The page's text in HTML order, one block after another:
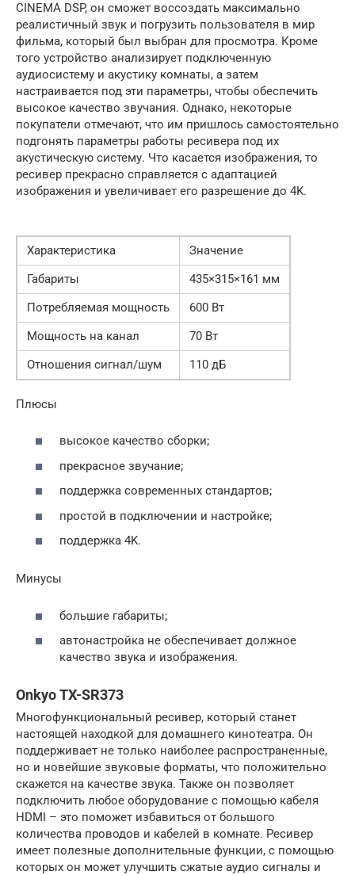
CINEMA DSP, он сможет воссоздать максимально
реалистичный звук и погрузить пользователя в мир
фильма, который был выбран для просмотра. Кроме
того устройство анализирует подключенную
аудиосистему и акустику комнаты, а затем
настраивается под эти параметры, чтобы обеспечить
высокое качество звучания. Однако, некоторые
покупатели отмечают, что им пришлось самостоятельно
подгонять параметры работы ресивера под их
акустическую систему. Что касается изображения, то
ресивер прекрасно справляется с адаптацией
изображения и увеличивает его разрешение до 4K.
Характеристика
Значение
Габариты
435×315×161 мм
Потребляемая мощность
600 Вт
Мощность на канал
70 Вт
Отношения сигнал/шум
110 дБ
Плюсы
высокое качество сборки;
прекрасное звучание;
поддержка современных стандартов;
простой в подключении и настройке;
поддержка 4K.
Минусы
большие габариты;
автонастройка не обеспечивает должное
качество звука и изображения.
Onkyo TX-SR373
Многофункциональный ресивер, который станет
настоящей находкой для домашнего кинотеатра. Он
поддерживает не только наиболее распространенные,
но и новейшие звуковые форматы, что положительно
скажется на качестве звука. Также он позволяет
подключить любое оборудование с помощью кабеля
HDMI – это поможет избавиться от большого
количества проводов и кабелей в комнате. Ресивер
имеет полезные дополнительные функции, с помощью
которых он может улучшить сжатые аудио сигналы и